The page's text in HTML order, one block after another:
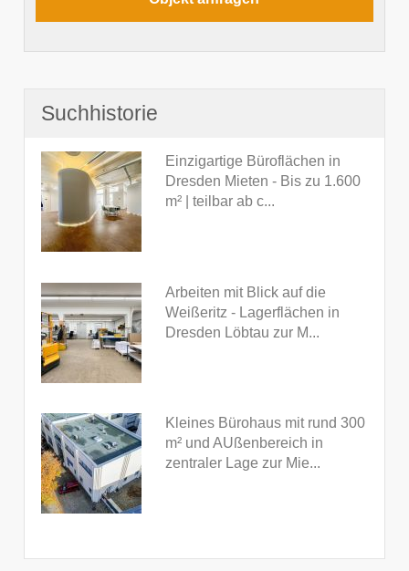
Suchhistorie
Einzigartige Büroflächen in
Dresden Mieten - Bis zu 1.600
m² | teilbar ab c...
Arbeiten mit Blick auf die
Weißeritz - Lagerflächen in
Dresden Löbtau zur M...
Kleines Bürohaus mit rund 300
m² und AUßenbereich in
zentraler Lage zur Mie...